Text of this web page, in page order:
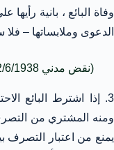
وفاة البائع ، بانية
الدعوى وملابساتها –
(نقض مدني 22/6/1938 مجموعة القواعد القانونية 1-349-34)
3. إذا اشترط البائع
ومنه المشتري من
يمنع من اعتبار التصرف